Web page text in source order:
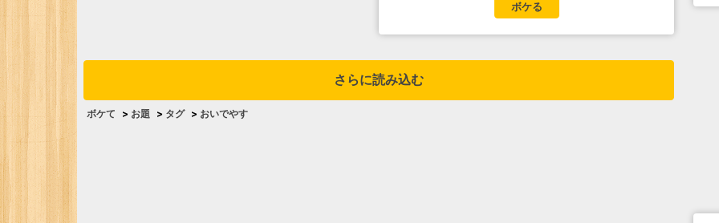
ボケる
さらに読み込む
ボケて > お題 > タグ > おいでやす